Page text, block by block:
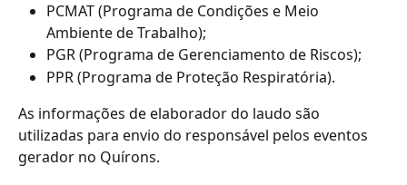
PCMAT (Programa de Condições e Meio
Ambiente de Trabalho);
PGR (Programa de Gerenciamento de Riscos);
PPR (Programa de Proteção Respiratória).
As informações de elaborador do laudo são
utilizadas para envio do responsável pelos eventos
gerador no Quírons.